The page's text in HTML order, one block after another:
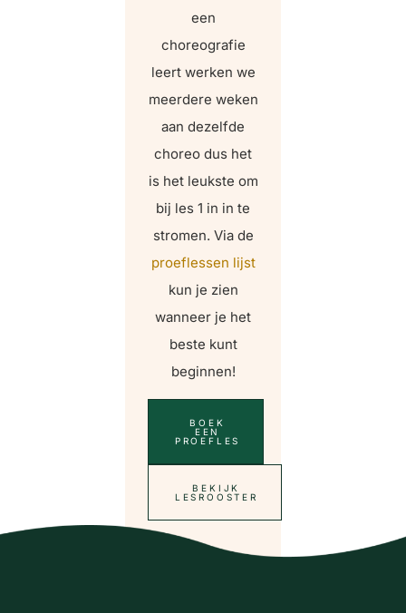
een
choreografie
leert werken we
meerdere weken
aan dezelfde
choreo dus het
is het leukste om
bij les 1 in in te
stromen. Via de
proeflessen lijst
kun je zien
wanneer je het
beste kunt
beginnen!
BOEK
EEN
PROEFLES
BEKIJK
LESROOSTER